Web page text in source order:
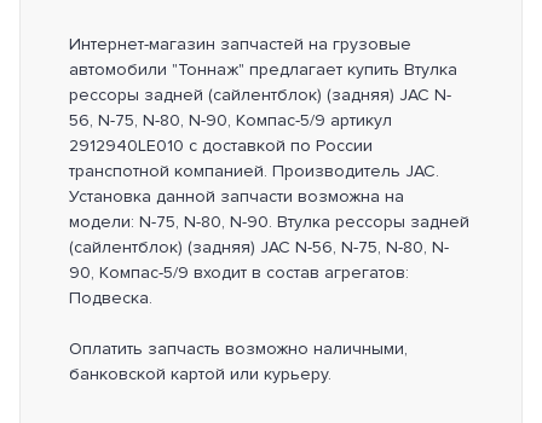
Интернет-магазин запчастей на грузовые
автомобили "Тоннаж" предлагает купить Втулка
рессоры задней (сайлентблок) (задняя) JAC N-
56, N-75, N-80, N-90, Компас-5/9 артикул
2912940LE010 с доставкой по России
транспотной компанией. Производитель JAC.
Установка данной запчасти возможна на
модели: N-75, N-80, N-90. Втулка рессоры задней
(сайлентблок) (задняя) JAC N-56, N-75, N-80, N-
90, Компас-5/9 входит в состав агрегатов:
Подвеска.
Оплатить запчасть возможно наличными,
банковской картой или курьеру.